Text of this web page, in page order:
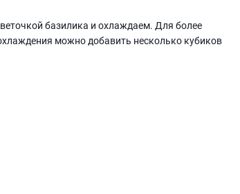
базилика и охлаждаем. Для более
можно добавить несколько кубиков